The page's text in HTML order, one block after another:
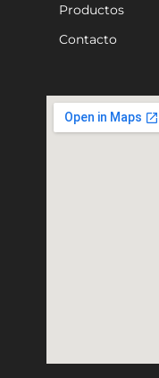
Productos
Contacto